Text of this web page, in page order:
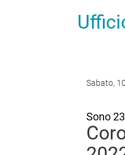
Sabato,
Sono